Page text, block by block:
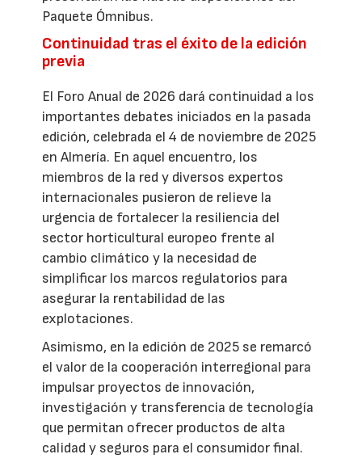
Paquete Ómnibus.
Continuidad tras el éxito de la edición
previa
El Foro Anual de 2026 dará continuidad a los
importantes debates iniciados en la pasada
edición, celebrada el 4 de noviembre de 2025
en Almería. En aquel encuentro, los
miembros de la red y diversos expertos
internacionales pusieron de relieve la
urgencia de fortalecer la resiliencia del
sector horticultural europeo frente al
cambio climático y la necesidad de
simplificar los marcos regulatorios para
asegurar la rentabilidad de las
explotaciones.
Asimismo, en la edición de 2025 se remarcó
el valor de la cooperación interregional para
impulsar proyectos de innovación,
investigación y transferencia de tecnología
que permitan ofrecer productos de alta
calidad y seguros para el consumidor final.